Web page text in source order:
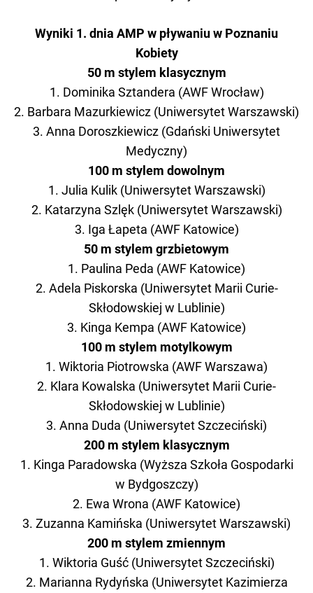
Wyniki 1. dnia AMP w pływaniu w Poznaniu
Kobiety
50 m stylem klasycznym
1. Dominika Sztandera (AWF Wrocław)
2. Barbara Mazurkiewicz (Uniwersytet Warszawski)
3. Anna Doroszkiewicz (Gdański Uniwersytet
Medyczny)
100 m stylem dowolnym
1. Julia Kulik (Uniwersytet Warszawski)
2. Katarzyna Szlęk (Uniwersytet Warszawski)
3. Iga Łapeta (AWF Katowice)
50 m stylem grzbietowym
1. Paulina Peda (AWF Katowice)
2. Adela Piskorska (Uniwersytet Marii Curie-
Skłodowskiej w Lublinie)
3. Kinga Kempa (AWF Katowice)
100 m stylem motylkowym
1. Wiktoria Piotrowska (AWF Warszawa)
2. Klara Kowalska (Uniwersytet Marii Curie-
Skłodowskiej w Lublinie)
3. Anna Duda (Uniwersytet Szczeciński)
200 m stylem klasycznym
1. Kinga Paradowska (Wyższa Szkoła Gospodarki
w Bydgoszczy)
2. Ewa Wrona (AWF Katowice)
3. Zuzanna Kamińska (Uniwersytet Warszawski)
200 m stylem zmiennym
1. Wiktoria Guść (Uniwersytet Szczeciński)
2. Marianna Rydyńska (Uniwersytet Kazimierza